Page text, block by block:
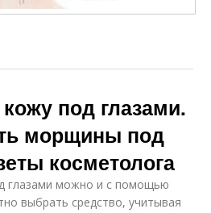
под глазами.
морщины под
косметолога
глазами можно и с помощью
выбрать средство, учитывая